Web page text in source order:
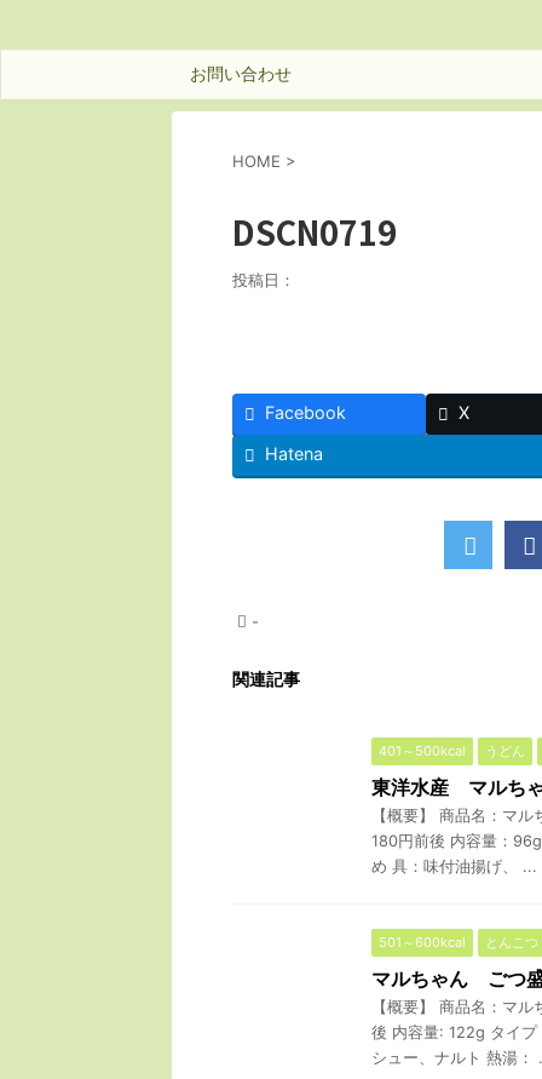
お問い合わせ
HOME >
DSCN0719
投稿日：
Facebook X
Hatena
-
関連記事
401～500kcal うどん
東洋水産 マルち
【概要】 商品名：マ
180円前後 内容量：
め 具：味付油揚げ、 ...
501～600kcal とんこつ
マルちゃん ごつ
【概要】 商品名：マ
後 内容量: 122g タイプ
シュー、ナルト 熱湯：